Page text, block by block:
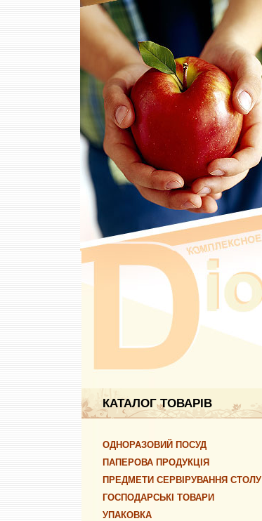
КАТАЛОГ ТОВАРІВ
ОДНОРАЗОВИЙ ПОСУД
ПАПЕРОВА ПРОДУКЦІЯ
ПРЕДМЕТИ СЕРВІРУВАННЯ СТОЛУ
ГОСПОДАРСЬКІ ТОВАРИ
УПАКОВКА